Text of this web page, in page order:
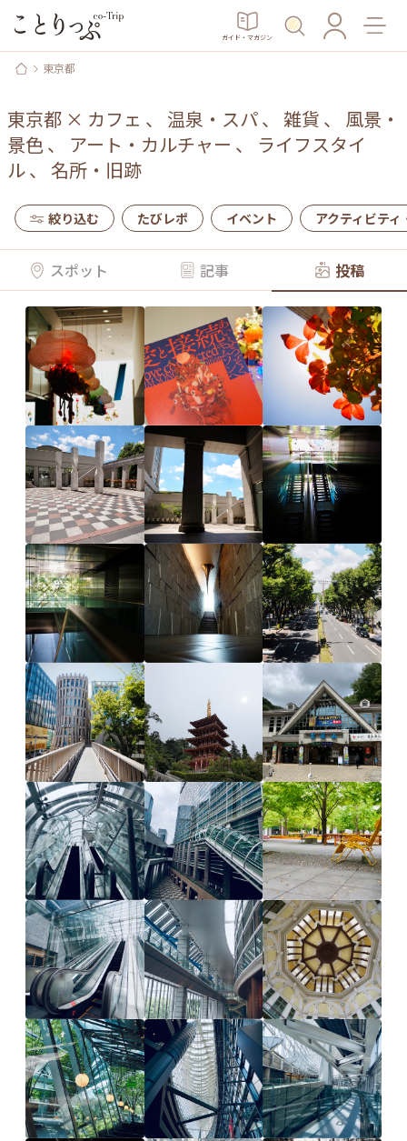
ガイド・マガジン
東京都
東京都 × カフェ 、 温泉・スパ、 雑貨 、 風景・
景色、 アート・カルチャー 、 ライフスタイ
ル、 名所・旧跡
絞り込む たびレポ イベント アクティビティ
スポット 記事 投稿